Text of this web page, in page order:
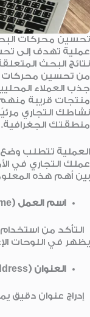
عملية تهدف إلى
نتائج البحث
من تحسين محركات
جذب العملاء
منتجات قريبة
نشاطك التجاري
منطقتك الجغرافية.
العملية تتطلب
عملك التجاري في
بين أهم هذه
اسم العمل (Name):
التأكد من
يظهر في اللوحات
العنوان (Address):
إدراج عنوان دقيق